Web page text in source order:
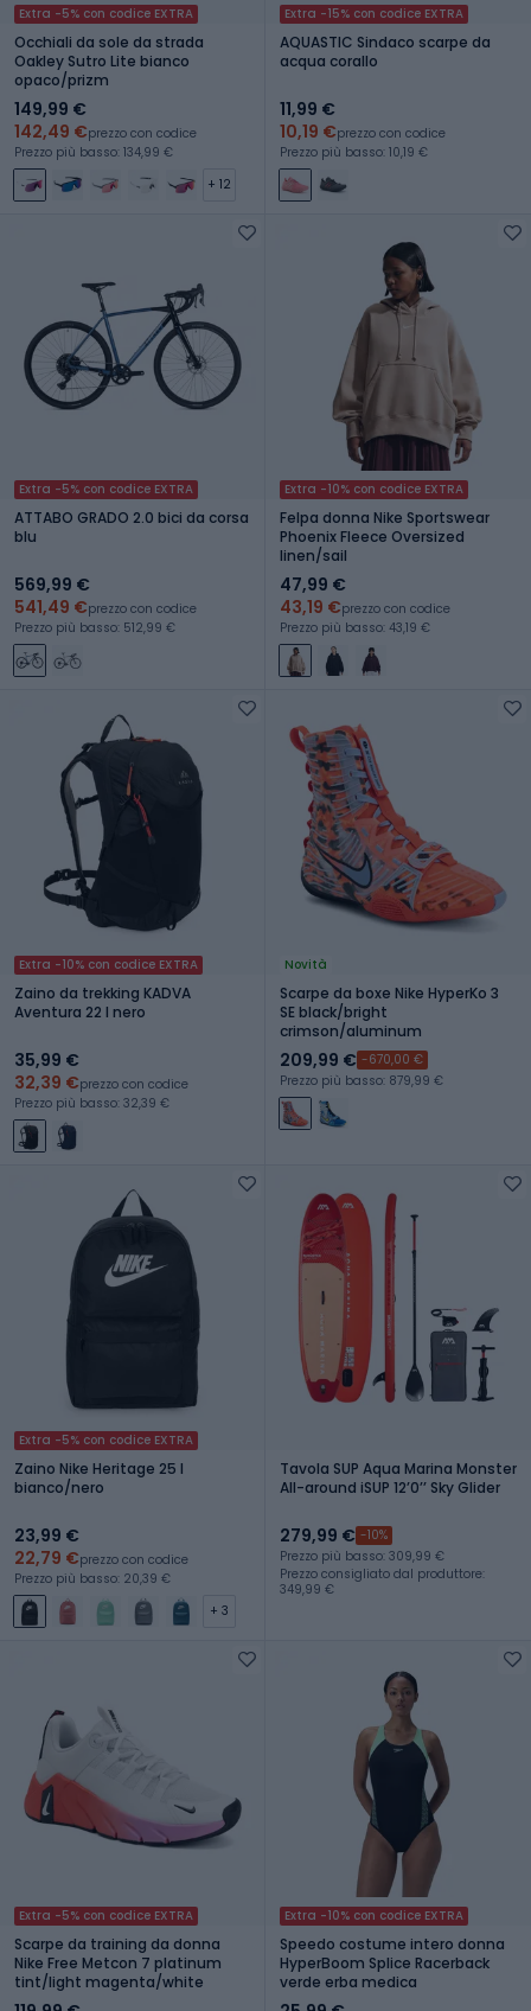
Extra -5% con codice EXTRA
Occhiali da sole da strada
Oakley Sutro Lite bianco
opaco/prizm
149,99 €
142,49 €prezzo con codice
Prezzo più basso: 134,99 €
+ 12
Extra -15% con codice EXTRA
AQUASTIC Sindaco scarpe da
acqua corallo
11,99 €
10,19 €prezzo con codice
Prezzo più basso: 10,19 €
Extra -5% con codice EXTRA
ATTABO GRADO 2.0 bici da corsa
blu
569,99 €
541,49 €prezzo con codice
Prezzo più basso: 512,99 €
Extra -10% con codice EXTRA
Felpa donna Nike Sportswear
Phoenix Fleece Oversized
linen/sail
47,99 €
43,19 €prezzo con codice
Prezzo più basso: 43,19 €
Extra -10% con codice EXTRA
Zaino da trekking KADVA
Aventura 22 l nero
35,99 €
32,39 €prezzo con codice
Prezzo più basso: 32,39 €
Novità
Scarpe da boxe Nike HyperKo 3
SE black/bright
crimson/aluminum
209,99 € -670,00 €
Prezzo più basso: 879,99 €
Extra -5% con codice EXTRA
Zaino Nike Heritage 25 l
bianco/nero
23,99 €
22,79 €prezzo con codice
Prezzo più basso: 20,39 €
+ 3
Tavola SUP Aqua Marina Monster
All-around iSUP 12ʼ0ʼʼ Sky Glider
279,99 € -10%
Prezzo più basso: 309,99 €
Prezzo consigliato dal produttore:
349,99 €
Extra -5% con codice EXTRA
Scarpe da training da donna
Nike Free Metcon 7 platinum
tint/light magenta/white
Extra -10% con codice EXTRA
Speedo costume intero donna
HyperBoom Splice Racerback
verde erba medica